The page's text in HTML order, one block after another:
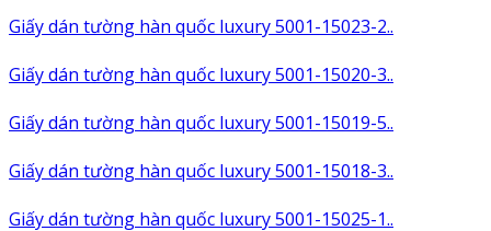
Giấy dán tường hàn quốc luxury 5001-15023-2..
Giấy dán tường hàn quốc luxury 5001-15020-3..
Giấy dán tường hàn quốc luxury 5001-15019-5..
Giấy dán tường hàn quốc luxury 5001-15018-3..
Giấy dán tường hàn quốc luxury 5001-15025-1..